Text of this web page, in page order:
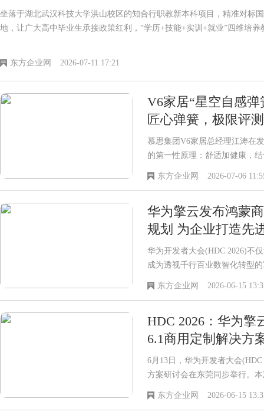
坐落于湖北武汉科技大学洪山校区的知合行职教新本科项目，精准对标
地，让广大高中毕业生承接政策红利，“学历+技能+实训+就业”四维培
东方企业网 2026-07-11 17:21
V6家居“星空自感
匠心弹簧，极限评
慕思集团V6家居总经理江涛在
的第一性原理：舒适加健康，
东方企业网 2026-07-06
华为擎云发布鸿蒙
规划 为企业打造先
华为开发者大会(HDC 2026)不
成为透视千行百业数智化转型
东方企业网 2026-06-15
HDC 2026：华为擎
6.1商用定制解决方
6月13日，华为开发者大会
方案研讨会在东莞同步举行。
东方企业网 2026-06-15